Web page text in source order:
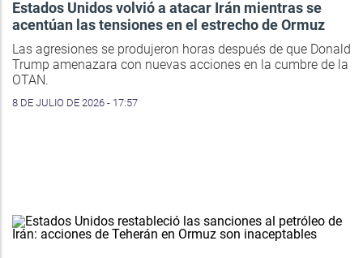
Estados Unidos volvió a atacar Irán mientras se
acentúan las tensiones en el estrecho de Ormuz
Las agresiones se produjeron horas después de que Donald
Trump amenazara con nuevas acciones en la cumbre de la
OTAN.
8 DE JULIO DE 2026 - 17:57